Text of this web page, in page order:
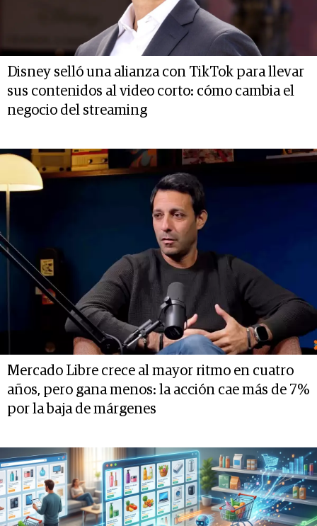
Disney selló una alianza con TikTok para llevar
sus contenidos al video corto: cómo cambia el
negocio del streaming
Mercado Libre crece al mayor ritmo en cuatro
años, pero gana menos: la acción cae más de 7%
por la baja de márgenes